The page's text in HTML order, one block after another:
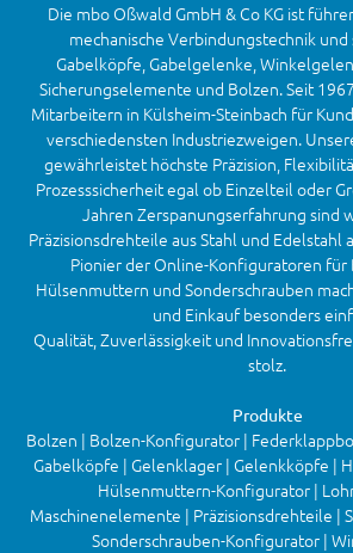
Die mbo Oßwald GmbH & Co KG ist
mechanische Verbindungstechnik
Gabelköpfe, Gabelgelenke,
Sicherungselemente und Bolzen. Seit
Mitarbeitern in Külsheim-Steinbach für
verschiedensten Industriezweigen.
gewährleistet höchste Präzision,
Prozesssicherheit egal ob Einzelteil oder
Jahren Zerspanungserfahrung sind
Präzisionsdrehteile aus Stahl und Edelstahl
Pionier der Online-Konfiguratoren für
Hülsenmuttern und Sonderschrauben
und Einkauf besonders
Qualität, Zuverlässigkeit und
stolz.
Produkte
Bolzen | Bolzen-Konfigurator |
Gabelköpfe | Gelenklager | Gelenkköpfe |
Hülsenmuttern-Konfigurator |
Maschinenelemente | Präzisionsdrehteile |
Sonderschrauben-Konfigurator |